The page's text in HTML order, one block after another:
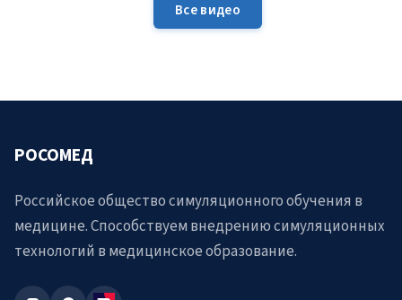
Все видео
РОСОМЕД
Российское общество симуляционного обучения в
медицине. Способствуем внедрению симуляционных
технологий в медицинское образование.